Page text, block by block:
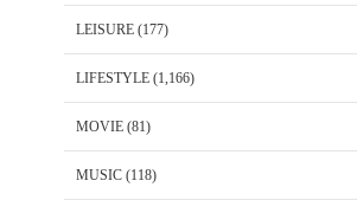
LEISURE (177)
LIFESTYLE (1,166)
MOVIE (81)
MUSIC (118)